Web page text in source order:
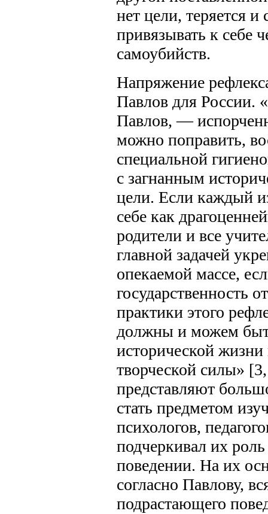
нет цели, теряется
привязывать к себе
самоубийств.
Напряжение
Павлов для России.
Павлов, —
можно поправить,
специальной
с загнанным
цели. Если каждый
себе как
родители и все
главной задачей
опекаемой массе,
государственность
практики этого
должны и можем
исторической
творческой силы»
представляют
стать предметом
психологов,
подчеркивал их
поведении. На их
согласно Павлову,
подрастающего